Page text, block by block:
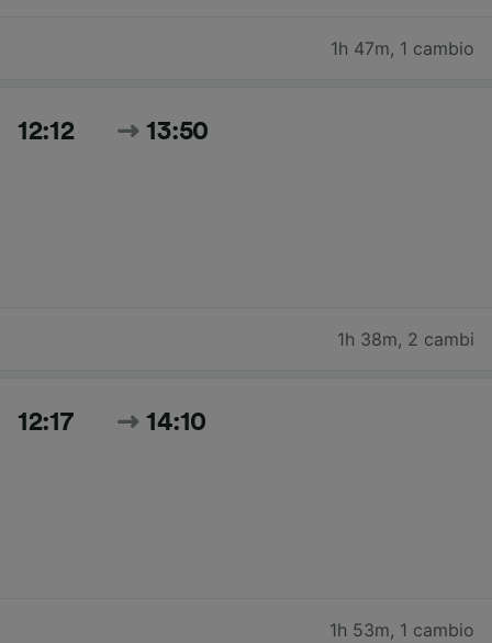
1h 47m, 1 cambio
12:12 13:50
1h 38m, 2 cambi
12:17 14:10
1h 53m, 1 cambio